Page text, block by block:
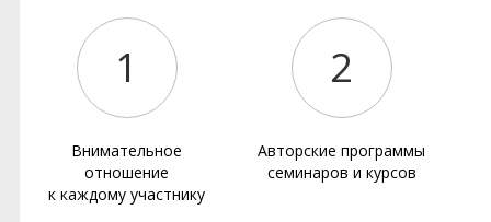
1
Внимательное
отношение
к каждому участнику
2
Авторские программы
семинаров и курсов